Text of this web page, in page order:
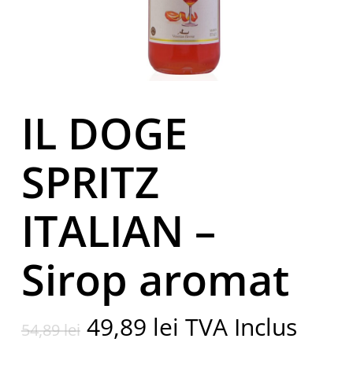
IL DOGE
SPRITZ
ITALIAN –
Sirop aromat
54,89lei Prețul
inițial
49,89 lei Prețul
TVA Inclus